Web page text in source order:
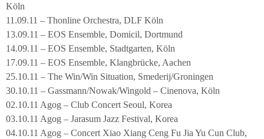
Köln
11.09.11 – Thonline Orchestra, DLF Köln
13.09.11 – EOS Ensemble, Domicil, Dortmund
14.09.11 – EOS Ensemble, Stadtgarten, Köln
17.09.11 – EOS Ensemble, Klangbrücke, Aachen
25.10.11 – The Win/Win Situation, Smederij/Groningen
30.10.11 – Gassmann/Nowak/Wingold – Cinenova, Köln
02.10.11 Agog – Club Concert Seoul, Korea
03.10.11 Agog – Jarasum Jazz Festival, Korea
04.10.11 Agog – Concert Xiao Xiang Ceng Fu Jia Yu Cun Club,